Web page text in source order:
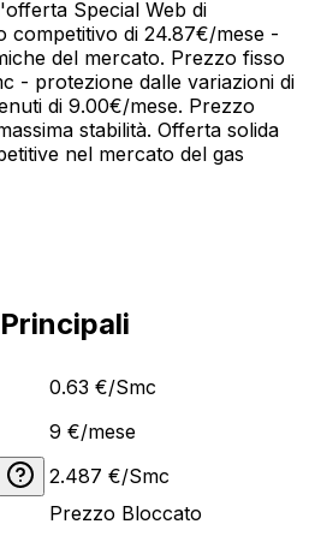
Special Web di
competitivo di 24.87€/mese -
del mercato. Prezzo fisso
- protezione dalle variazioni di
di 9.00€/mese. Prezzo
stabilità. Offerta solida
nel mercato del gas
0.63 €/Smc
9 €/mese
2.487 €/Smc
Prezzo Bloccato